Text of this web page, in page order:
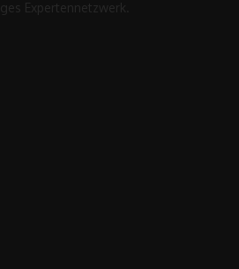
Expertennetzwerk.